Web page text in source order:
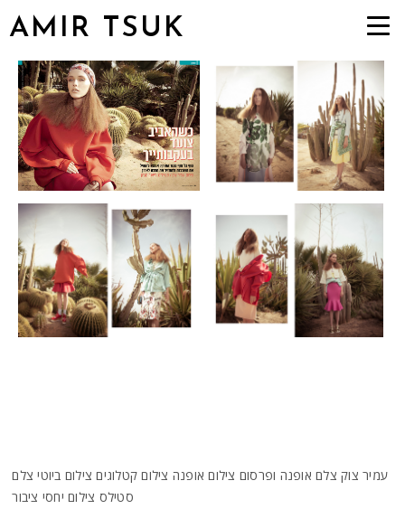
AMIR TSUK
עמיר צוק צלם אופנה ופרסום צילום אופנה צילום קטלוגים צילום ביוטי צלם
סטילס צילום יחסי ציבור